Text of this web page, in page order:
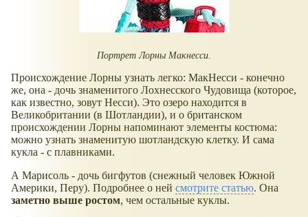
Портрет Лорны Макнесси.
Происхождение Лорны узнать легко: МакНесси - конечно
же, она - дочь знаменитого Лохнесского Чудовища (которое,
как известно, зовут Несси). Это озеро находится в
Великобритании (в Шотландии), и о британском
происхождении Лорны напоминают элементы костюма:
можно узнать знаменитую шотландскую клетку. И сама
кукла - с плавниками.
А Марисоль - дочь бигфутов (снежный человек Южной
Америки, Перу). Подробнее о ней смотрите статью. Она
заметно выше ростом, чем остальные куклы.